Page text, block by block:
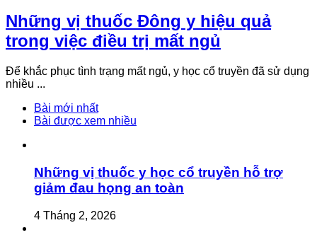
Những vị thuốc Đông y hiệu quả
trong việc điều trị mất ngủ
Để khắc phục tình trạng mất ngủ, y học cổ truyền đã sử dụng
nhiều ...
Bài mới nhất
Bài được xem nhiều
Những vị thuốc y học cổ truyền hỗ trợ
giảm đau họng an toàn
4 Tháng 2, 2026